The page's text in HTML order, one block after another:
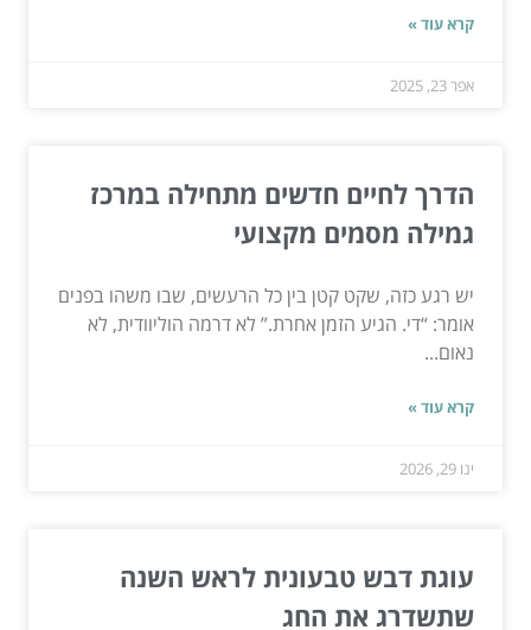
קרא עוד »
אפר 23, 2025
הדרך לחיים חדשים מתחילה במרכז
גמילה מסמים מקצועי
יש רגע כזה, שקט קטן בין כל הרעשים, שבו משהו בפנים
אומר: “די. הגיע הזמן אחרת.” לא דרמה הוליוודית, לא
נאום...
קרא עוד »
ינו 29, 2026
עוגת דבש טבעונית לראש השנה
שתשדרג את החג